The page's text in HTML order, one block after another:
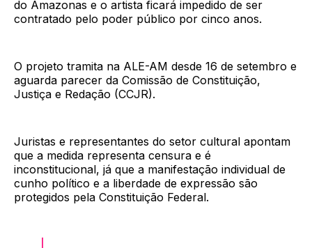
do Amazonas e o artista ficará impedido de ser
contratado pelo poder público por cinco anos.
O projeto tramita na ALE-AM desde 16 de setembro e
aguarda parecer da Comissão de Constituição,
Justiça e Redação (CCJR).
Juristas e representantes do setor cultural apontam
que a medida representa censura e é
inconstitucional, já que a manifestação individual de
cunho político e a liberdade de expressão são
protegidos pela Constituição Federal.